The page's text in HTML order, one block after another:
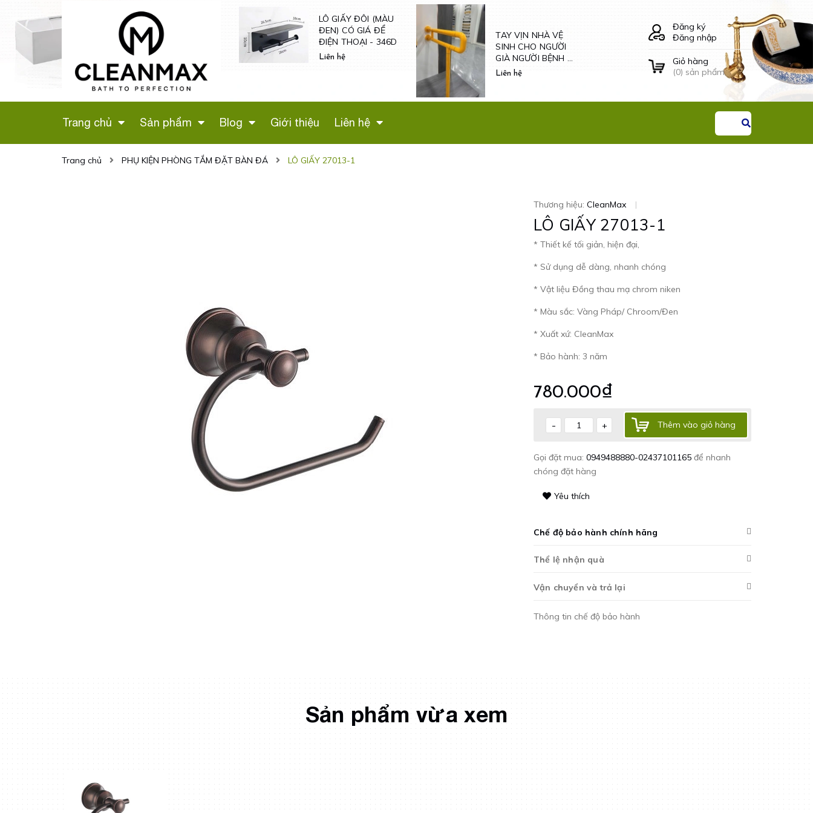
SINH
HỒNG
LÔ GIẤY ĐÔI (MÀU
ĐEN) CÓ GIÁ ĐỂ
ĐIỆN THOẠI - 346D
Liên hệ
TAY VỊN NHÀ VỆ
SINH CHO NGƯỜI
GIÀ NGƯỜI BỆNH -
SINH CHO NGƯỜI
GIÀ NGƯỜI BỆNH
VÀ NỮ MANG THAI
- TV600
Liên hệ
LÔ GIẤY VỆ SINH
ÂM TƯỜNG ĐÔI -
34504 CLEANMAX
Liên hệ
Đăng ký
Đăng nhập
Giỏ hàng
(0) sản phẩm
Trang chủ Sản phẩm Blog Giới thiệu Liên hệ
Trang chủ PHỤ KIỆN PHÒNG TẮM ĐẶT BÀN ĐÁ LÔ GIẤY 27013-1
Thương hiệu: CleanMax |
LÔ GIẤY 27013-1
* Thiết kế tối giản, hiện đại,
* Sử dụng dễ dàng, nhanh chóng
* Vật liệu Đồng thau mạ chrom niken
* Màu sắc: Vàng Pháp/ Chroom/Đen
* Xuất xứ: CleanMax
* Bảo hành: 3 năm
780.000₫
- + Thêm vào giỏ hàng
Gọi đặt mua: 0949488880-02437101165 để nhanh
chóng đặt hàng
Yêu thích
Chế độ bảo hành chính hãng
Thể lệ nhận quà
Vận chuyển và trả lại
Thông tin chế độ bảo hành
Sản phẩm vừa xem